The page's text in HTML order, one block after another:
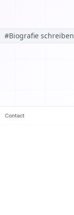
#Biografie schreiben